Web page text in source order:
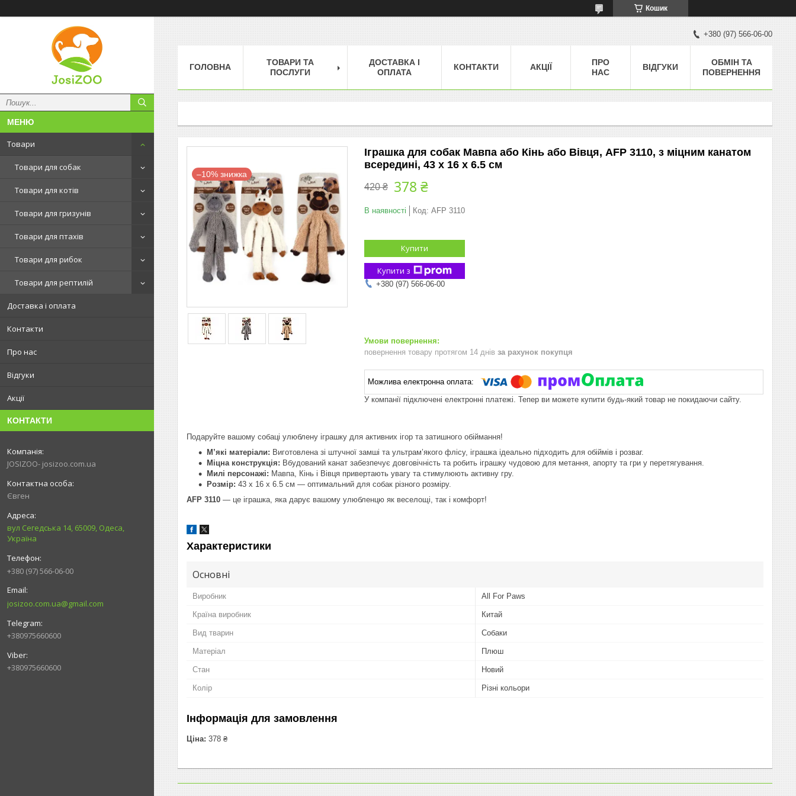
Кошик
Товари
Товари для собак
Товари для котів
Товари для гризунів
Товари для птахів
Товари для рибок
Товари для рептилій
Доставка і оплата
Контакти
Про нас
Відгуки
Акції
КОНТАКТИ
JOSIZOO- josizoo.com.ua
Євген
вул Сегедська 14, 65009, Одеса,
Україна
+380 (97) 566-06-00
josizoo.com.ua@gmail.com
+380975660600
+380975660600
+380 (97) 566-06-00
ГОЛОВНА
ТОВАРИ ТА
ПОСЛУГИ
ДОСТАВКА І
ОПЛАТА
КОНТАКТИ АКЦІЇ
ПРО
НАС
ВІДГУКИ
ОБМІН ТА
ПОВЕРНЕННЯ
–10%
Іграшка для собак Мавпа або Кінь або Вівця, AFP 3110, з міцним канатом
всередині, 43 x 16 x 6.5 см
420 ₴ 378 ₴
В наявності Код: AFP 3110
Купити
Купити з
+380 (97) 566-06-00
повернення товару протягом 14 днів за рахунок покупця
У компанії підключені електронні платежі. Тепер ви можете купити будь-який товар не покидаючи сайту.
Подаруйте вашому собаці улюблену іграшку для активних ігор та затишного обіймання!
М’які матеріали: Виготовлена зі штучної замші та ультрам’якого флісу, іграшка ідеально підходить для обіймів і розваг.
Міцна конструкція: Вбудований канат забезпечує довговічність та робить іграшку чудовою для метання, апорту та гри у перетягування.
Милі персонажі: Мавпа, Кінь і Вівця привертають увагу та стимулюють активну гру.
Розмір: 43 x 16 x 6.5 см — оптимальний для собак різного розміру.
AFP 3110 — це іграшка, яка дарує вашому улюбленцю як веселощі, так і комфорт!
Характеристики
Основні
Виробник All For Paws
Країна виробник Китай
Вид тварин Собаки
Матеріал Плюш
Стан Новий
Колір Різні кольори
Інформація для замовлення
Ціна: 378 ₴